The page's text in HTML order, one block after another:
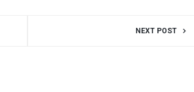
NEXT POST